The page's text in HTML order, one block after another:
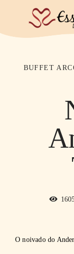
BUFFET
O noivado do